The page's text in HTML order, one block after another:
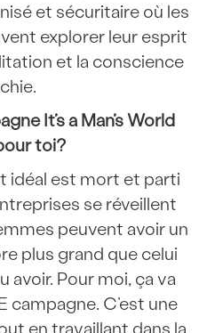
et sécuritaire où les
explorer leur esprit
et la conscience
It’s a Man’s World
toi?
idéal est mort et parti
se réveillent
peuvent avoir un
plus grand que celui
avoir. Pour moi, ça va
campagne. C’est une
en travaillant dans la